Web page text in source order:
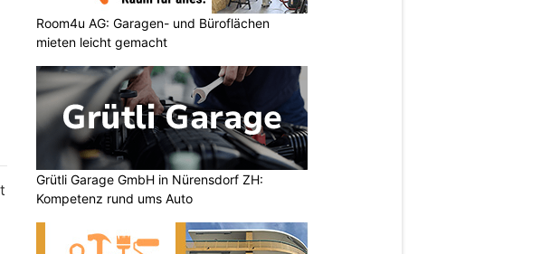
Room4u AG: Garagen- und Büroflächen
mieten leicht gemacht
Grütli Garage GmbH in Nürensdorf ZH:
Kompetenz rund ums Auto